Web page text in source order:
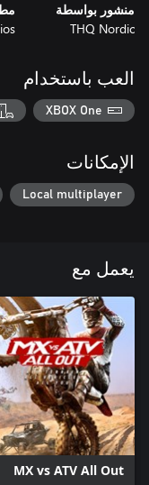
منشور بواسطة
THQ Nordic
العب باستخدام
XBOX One
الإمكانات
Local multiplayer
يعمل مع
MX vs ATV All Out